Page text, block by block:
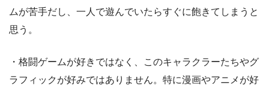
ムが苦手だし、一人で遊んでいたらすぐに飽きてしまうと
思う。
・格闘ゲームが好きではなく、このキャラクラーたちやグ
ラフィックが好みではありません。特に漫画やアニメが好